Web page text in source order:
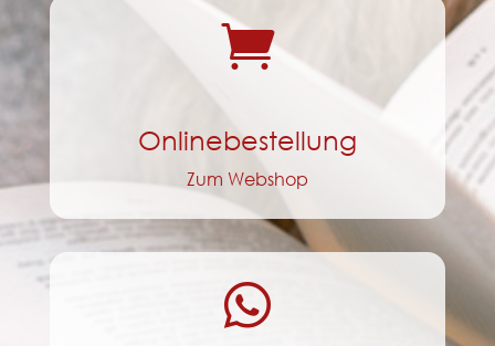

Onlinebestellung
Zum Webshop
